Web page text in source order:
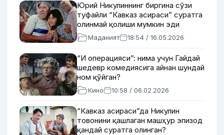
Юрий Никулиннинг биргина сўзи
туфайли “Кавказ асираси” суратга
олинмай қолиши мумкин эди
Маданият 18:54 / 16.05.2026
“И операцияси”: нима учун Гайдай
шедевр комедиясига айнан шундай
ном қўйган?
Кино 10:58 / 06.02.2026
“Кавказ асираси”да Никулин
товонини қашлаган машҳур эпизод
қандай суратга олинган?